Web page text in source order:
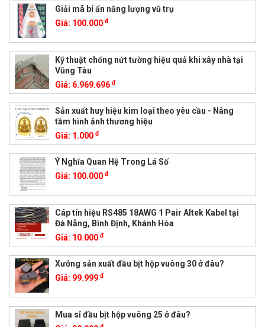
Giải mã bí ẩn năng lượng vũ trụ
Giá: 100.000 đ
Kỹ thuật chống nứt tường hiệu quả khi xây nhà tại
Vũng Tàu
Giá: 6.969.696 đ
Sản xuất huy hiệu kim loại theo yêu cầu - Nâng
tầm hình ảnh thương hiệu
Giá: 1.000 đ
Ý Nghĩa Quan Hệ Trong Lá Số
Giá: 100.000 đ
Cáp tín hiệu RS485 18AWG 1 Pair Altek Kabel tại
Đà Nẵng, Bình Định, Khánh Hòa
Giá: 10.000 đ
Xưởng sản xuất đầu bịt hộp vuông 30 ở đâu?
Giá: 99.999 đ
Mua sỉ đầu bịt hộp vuông 25 ở đâu?